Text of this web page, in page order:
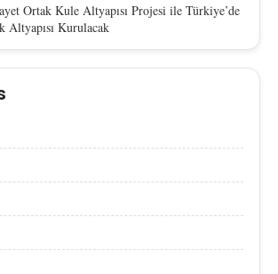
Ortak Kule Altyapısı Projesi ile Türkiye’de
Altyapısı Kurulacak